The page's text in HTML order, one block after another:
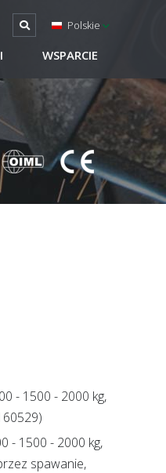
Polskie
WSPARCIE
- 1500 - 2000 kg,
- 1500 - 2000 kg,
spawanie,